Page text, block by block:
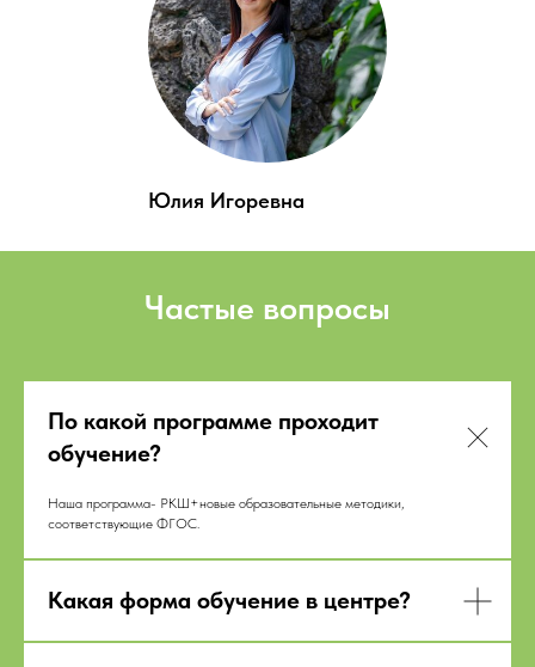
Юлия Игоревна
Частые вопросы
По какой программе проходит
обучение?
Наша программа- РКШ+новые образовательные методики,
соответствующие ФГОС.
Какая форма обучение в центре?